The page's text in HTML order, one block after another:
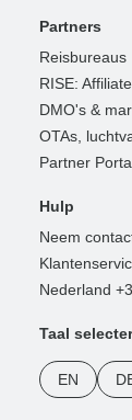
Partners
Reisbureaus
RISE:
DMO's &
OTAs,
Partner
Hulp
Neem
Nederland
Taal
EN